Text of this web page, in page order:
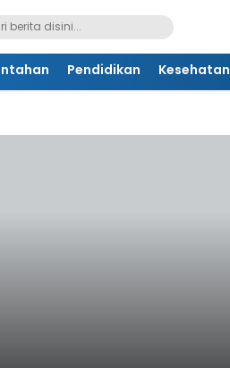
Pendidikan Kesehatan